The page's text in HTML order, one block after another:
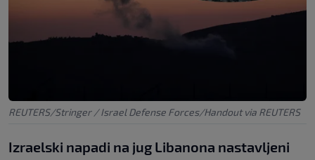
REUTERS/Stringer / Israel Defense Forces/Handout via REUTERS
Izraelski napadi na jug Libanona nastavljeni